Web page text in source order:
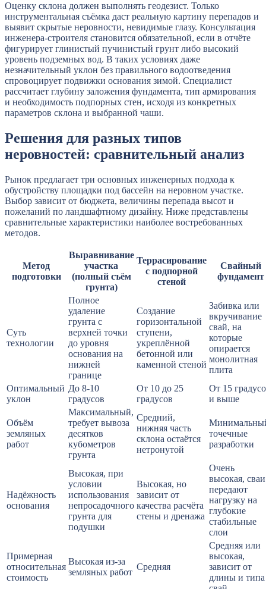
Оценку склона должен выполнять геодезист. Только
инструментальная съёмка даст реальную картину перепадов и
выявит скрытые неровности, невидимые глазу. Консультация
инженера-строителя становится обязательной, если в отчёте
фигурирует глинистый пучинистый грунт либо высокий
уровень подземных вод. В таких условиях даже
незначительный уклон без правильного водоотведения
спровоцирует подвижки основания зимой. Специалист
рассчитает глубину заложения фундамента, тип армирования
и необходимость подпорных стен, исходя из конкретных
параметров склона и выбранной чаши.
Решения для разных типов
неровностей: сравнительный анализ
Рынок предлагает три основных инженерных подхода к
обустройству площадки под бассейн на неровном участке.
Выбор зависит от бюджета, величины перепада высот и
пожеланий по ландшафтному дизайну. Ниже представлены
сравнительные характеристики наиболее востребованных
методов.
Метод
подготовки
Выравнивание
участка
(полный съём
грунта)
Террасирование
с подпорной
стеной
Свайный
фундамент
Суть
технологии
Полное
удаление
грунта с
верхней точки
до уровня
основания на
нижней
границе
Создание
горизонтальной
ступени,
укреплённой
бетонной или
каменной стеной
Забивка или
вкручивание
свай, на
которые
опирается
монолитная
плита
Оптимальный
уклон
До 8-10
градусов
От 10 до 25
градусов
От 15
и выше
Объём
земляных
работ
Максимальный,
требует вывоза
десятков
кубометров
грунта
Средний,
нижняя часть
склона остаётся
нетронутой
точечные
разработки
Надёжность
основания
Высокая, при
условии
использования
непросадочного
грунта для
подушки
Высокая, но
зависит от
качества расчёта
стены и дренажа
Очень
высокая, сваи
передают
нагрузку на
глубокие
стабильные
слои
Примерная
относительная
стоимость
Высокая из-за
земляных работ
Средняя
Средняя или
высокая,
зависит от
длины и типа